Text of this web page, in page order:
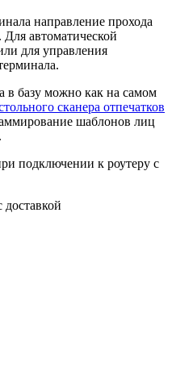
направление прохода
Для автоматической
для управления
в базу можно как на самом
сканера отпечатков
шаблонов лиц
подключении к роутеру с